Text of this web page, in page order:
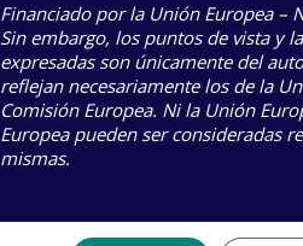
Financiado por la Unión Europea –
Sin embargo, los puntos de vista y
expresadas son únicamente del
reflejan necesariamente los de la
Comisión Europea. Ni la Unión
Europea pueden ser consideradas
mismas.